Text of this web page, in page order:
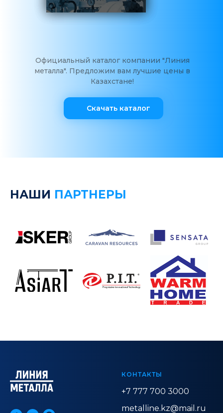
Скачать каталог
Официальный каталог компании "Линия
металла". Предложим вам лучшие цены в
Казахстане!
НАШИ ПАРТНЕРЫ
КОНТАКТЫ
+7 777 700 3000
metalline.kz@mail.ru